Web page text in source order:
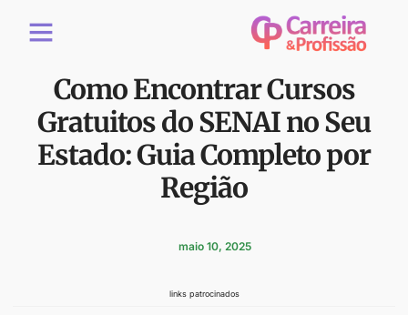
Como Encontrar Cursos
Gratuitos do SENAI no Seu
Estado: Guia Completo por
Região
maio 10, 2025
links patrocinados